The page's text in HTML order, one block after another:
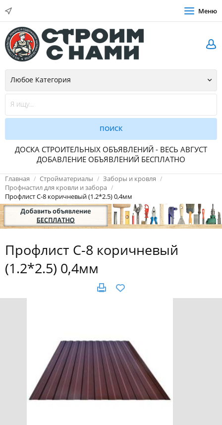
Меню
ДОСКА СТРОИТЕЛЬНЫХ ОБЪЯВЛЕНИЙ - ВЕСЬ АВГУСТ
ДОБАВЛЕНИЕ ОБЪЯВЛЕНИЙ БЕСПЛАТНО
Главная Стройматериалы
Заборы и кровля
Профнастил для кровли и забора
Профлист С-8 коричневый (1.2*2.5) 0,4мм
Профлист С-8 коричневый
(1.2*2.5) 0,4мм